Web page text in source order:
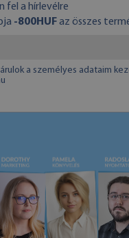
fel a hírlevélre
-800HUFaz összes
a személyes adataim